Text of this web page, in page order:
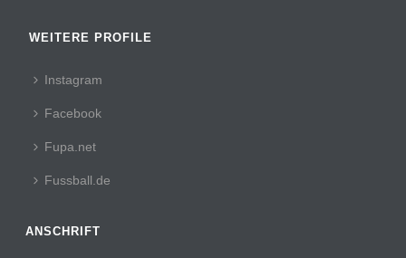
WEITERE PROFILE
Instagram
Facebook
Fupa.net
Fussball.de
ANSCHRIFT